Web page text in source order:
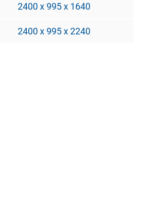
2400 x 995 x 1640
2400 x 995 x 2240